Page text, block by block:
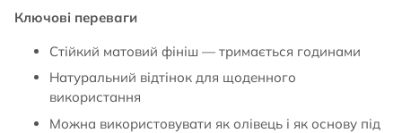
Ключові переваги
Стійкий матовий фініш — тримається годинами
Натуральний відтінок для щоденного
використання
Можна використовувати як олівець і як основу під